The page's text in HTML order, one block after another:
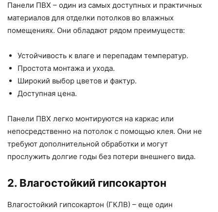
Панели ПВХ – один из самых доступных и практичных
материалов для отделки потолков во влажных
помещениях. Они обладают рядом преимуществ:
Устойчивость к влаге и перепадам температур.
Простота монтажа и ухода.
Широкий выбор цветов и фактур.
Доступная цена.
Панели ПВХ легко монтируются на каркас или
непосредственно на потолок с помощью клея. Они не
требуют дополнительной обработки и могут
прослужить долгие годы без потери внешнего вида.
2. Влагостойкий гипсокартон
Влагостойкий гипсокартон (ГКЛВ) – еще один